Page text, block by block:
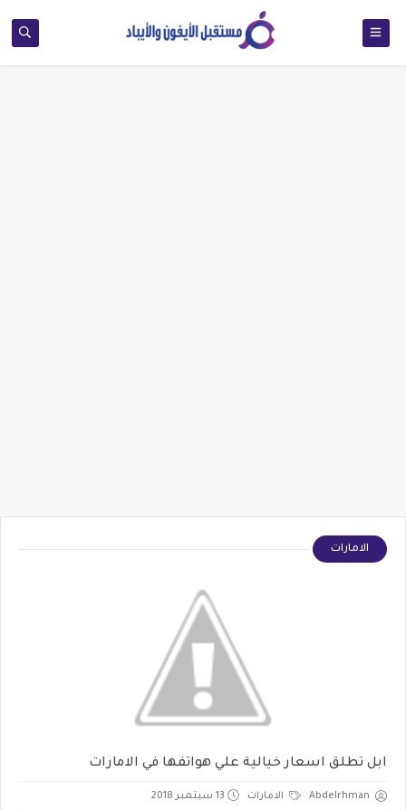
الامارات
ابل تطلق اسعار خيالية علي هواتفها في الامارات
Abdelrhman الامارات 13 سبتمبر 2018